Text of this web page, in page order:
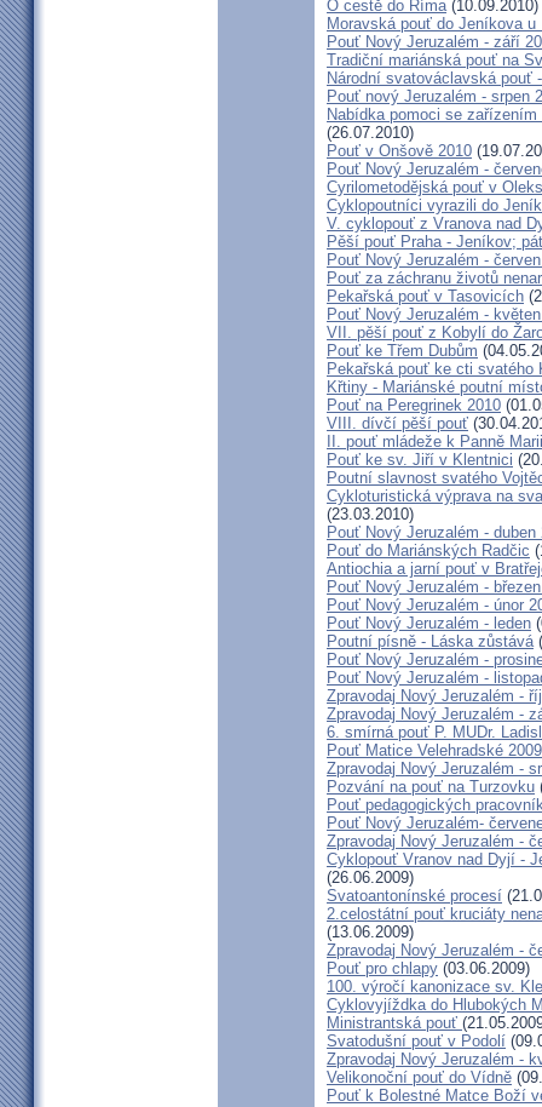
O cestě do Říma(10.09.2010)
Moravská pouť do Jeníkova u
Pouť Nový Jeruzalém - září
Tradiční mariánská pouť na
Národní svatováclavská pouť
Pouť nový Jeruzalém - srpen
Nabídka pomoci se
(26.07.2010)
Pouť v Onšově 2010
Pouť Nový Jeruzalém -
Cyrilometodějská pouť v
Cyklopoutníci vyrazili do
V. cyklopouť z Vranova nad
Pěší pouť Praha - Jeníkov;
Pouť Nový Jeruzalém -
Pouť za záchranu životů
Pekařská pouť v Tasovicích
Pouť Nový Jeruzalém -
VII. pěší pouť z Kobylí do
Pouť ke Třem Dubům
Pekařská pouť ke cti svatého
Křtiny - Mariánské poutní
Pouť na Peregrinek 2010
VIII. dívčí pěší pouť
II. pouť mládeže k Panně
Pouť ke sv. Jiří v Klentnici
Poutní slavnost svatého
Cykloturistická výprava na
(23.03.2010)
Pouť Nový Jeruzalém - duben
Pouť do Mariánských Radčic
Antiochia a jarní pouť v
Pouť Nový Jeruzalém -
Pouť Nový Jeruzalém - únor
Pouť Nový Jeruzalém - leden
Poutní písně - Láska zůstává
Pouť Nový Jeruzalém -
Pouť Nový Jeruzalém -
Zpravodaj Nový Jeruzalém -
Zpravodaj Nový Jeruzalém -
6. smírná pouť P. MUDr.
Pouť Matice Velehradské 2009
Zpravodaj Nový Jeruzalém -
Pozvání na pouť na Turzovku
Pouť pedagogických
Pouť Nový Jeruzalém-
Zpravodaj Nový Jeruzalém -
Cyklopouť Vranov nad Dyjí -
(26.06.2009)
Svatoantonínské procesí
2.celostátní pouť kruciáty
(13.06.2009)
Zpravodaj Nový Jeruzalém -
Pouť pro chlapy (03.06.2009)
100. výročí kanonizace sv.
Cyklovyjíždka do Hlubokých
Ministrantská pouť
Svatodušní pouť v Podolí
Zpravodaj Nový Jeruzalém -
Velikonoční pouť do Vídně
Pouť k Bolestné Matce Boží